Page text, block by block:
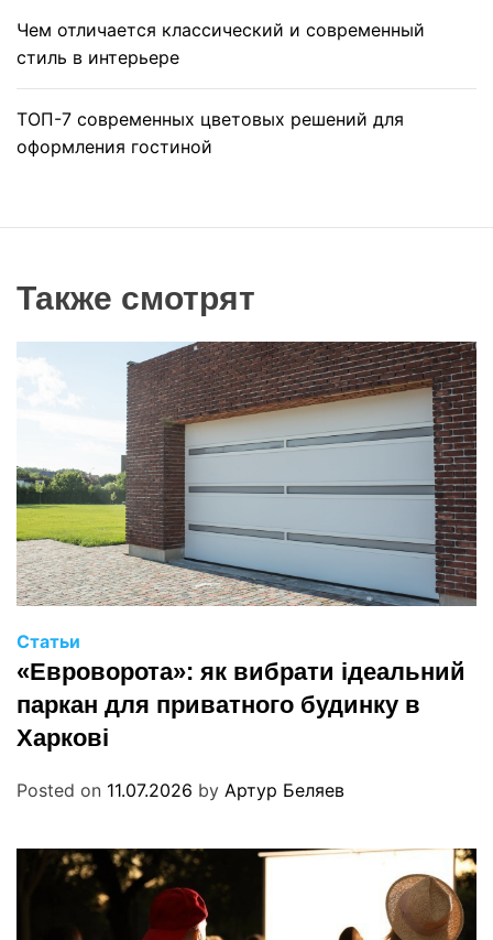
Чем отличается классический и современный
стиль в интерьере
ТОП-7 современных цветовых решений для
оформления гостиной
Также смотрят
Статьи
«Евроворота»: як вибрати ідеальний
паркан для приватного будинку в
Харкові
Posted on 11.07.2026 by Артур Беляев